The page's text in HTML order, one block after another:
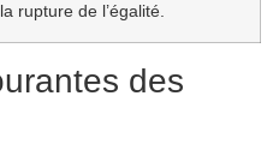
rupture de l’égalité.
des